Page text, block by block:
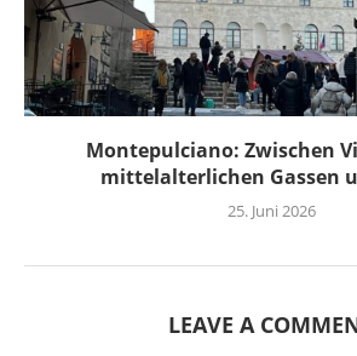
Montepulciano: Zwischen
mittelalterlichen Gassen
25. Juni 2026
LEAVE A